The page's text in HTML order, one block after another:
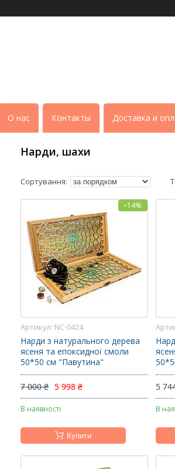
О нас Контакты Доставка и
Нарди, шахи
–14%
NC-0424
Нарди з натурального дерева
ясеня та епоксидної смоли
50*50 см "Павутина"
7 000 ₴ 5 998 ₴
В наявності
Купити
5
В